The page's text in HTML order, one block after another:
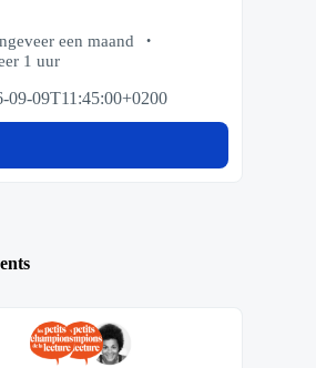
een maand
1 uur
09-09T11:45:00+0200